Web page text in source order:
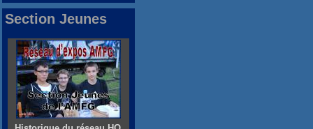
Section Jeunes